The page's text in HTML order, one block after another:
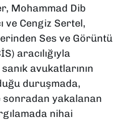
Mohammad Dib
ve Cengiz Sertel,
Ses ve Görüntü
aracılığıyla
avukatlarının
duruşmada,
sonradan yakalanan
nihai